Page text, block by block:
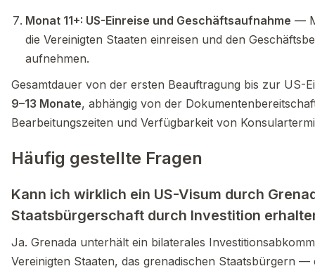
Monat 11+: US-Einreise und Geschäftsaufnahme —
die Vereinigten Staaten einreisen und den
aufnehmen.
Gesamtdauer von der ersten Beauftragung bis zur US-
9–13 Monate, abhängig von der
Bearbeitungszeiten und Verfügbarkeit von
Häufig gestellte Fragen
Kann ich wirklich ein US-Visum durch
Staatsbürgerschaft durch Investition
Ja. Grenada unterhält ein bilaterales
Vereinigten Staaten, das grenadischen Staatsbürgern —